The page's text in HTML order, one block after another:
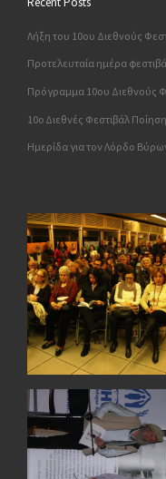
Λήξη του 10ου Διεθνούς
Προτελευταία ημέρα
Πρόγραμμα 10ου Διεθνούς
10o Διεθνές Φεστιβάλ
Ημερίδα για τον Λόρδο